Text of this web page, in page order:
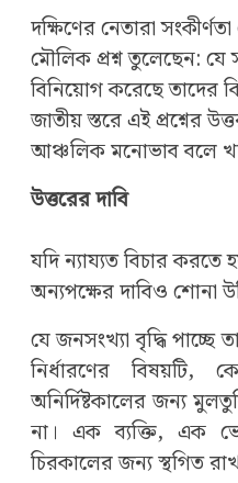
দক্ষিণের নেতারা
মৌলিক প্রশ্ন তুলেছেন: যে
বিনিয়োগ করেছে তাদের
জাতীয় স্তরে এই প্রশ্নের
আঞ্চলিক মনোভাব বলে
উত্তরের দাবি
যদি ন্যায্যত বিচার করতে
অন্যপক্ষের দাবিও শোনা
যে জনসংখ্যা বৃদ্ধি পাচ্ছে
নির্ধারণের বিষয়টি,
অনির্দিষ্টকালের জন্য
না। এক ব্যক্তি, এক
চিরকালের জন্য স্থগিত